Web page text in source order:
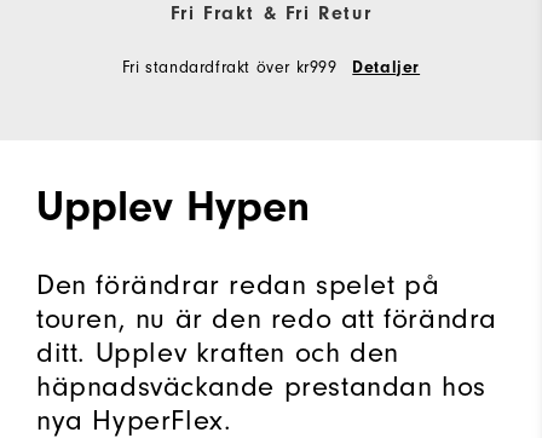
Fri Frakt & Fri Retur
Fri standardfrakt över kr999 Detaljer
Upplev Hypen
Den förändrar redan spelet på
touren, nu är den redo att förändra
ditt. Upplev kraften och den
häpnadsväckande prestandan hos
nya HyperFlex.